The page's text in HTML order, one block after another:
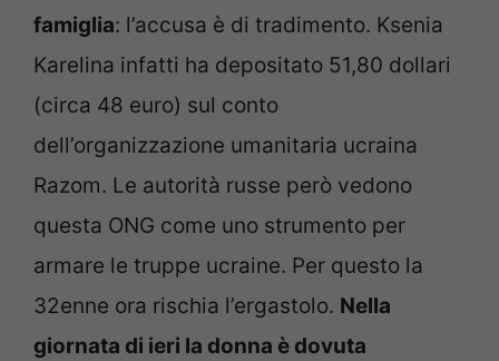
famiglia: l’accusa è di tradimento. Ksenia
Karelina infatti ha depositato 51,80 dollari
(circa 48 euro) sul conto
dell’organizzazione umanitaria ucraina
Razom. Le autorità russe però vedono
questa ONG come uno strumento per
armare le truppe ucraine. Per questo la
32enne ora rischia l’ergastolo. Nella
giornata di ieri la donna è dovuta